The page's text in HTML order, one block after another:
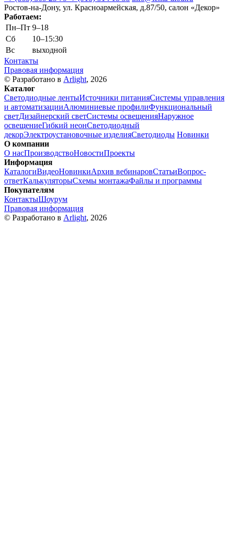
Ростов-на-Дону, ул. Красноармейская, д.87/50, салон «Декор»
Работаем:
Пн–Пт 9–18
Сб
10–15:30
Вс
выходной
Контакты
Правовая информация
© Разработано в Arlight, 2026
Каталог
Светодиодные лентыИсточники питанияСистемы управления
и автоматизацииАлюминиевые профилиФункциональный
светДизайнерский светСистемы освещенияНаружное
освещениеГибкий неонСветодиодный
декорЭлектроустановочные изделияСветодиоды Новинки
О компании
О насПроизводствоНовостиПроекты
Информация
КаталогиВидеоНовинкиАрхив вебинаровСтатьиВопрос-
ответКалькуляторыСхемы монтажаФайлы и программы
Покупателям
КонтактыШоурум
Правовая информация
© Разработано в Arlight, 2026